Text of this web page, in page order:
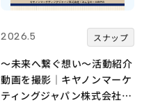
2026.5 スナップ
～未来へ繋ぐ想い～活動紹介
動画を撮影｜キヤノンマーケ
ティングジャパン株式会社×